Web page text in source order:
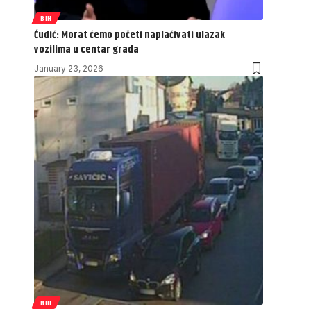
BIH
Ćudić: Morat ćemo početi naplaćivati ulazak
vozilima u centar grada
January 23, 2026
BIH